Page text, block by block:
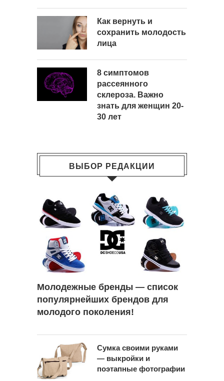
Как вернуть и
сохранить молодость
лица
8 симптомов
рассеянного
склероза. Важно
знать для женщин 20-
30 лет
ВЫБОР РЕДАКЦИИ
Молодежные бренды — список
популярнейших брендов для
молодого поколения!
Сумка своими руками
— выкройки и
поэтапные фотографии